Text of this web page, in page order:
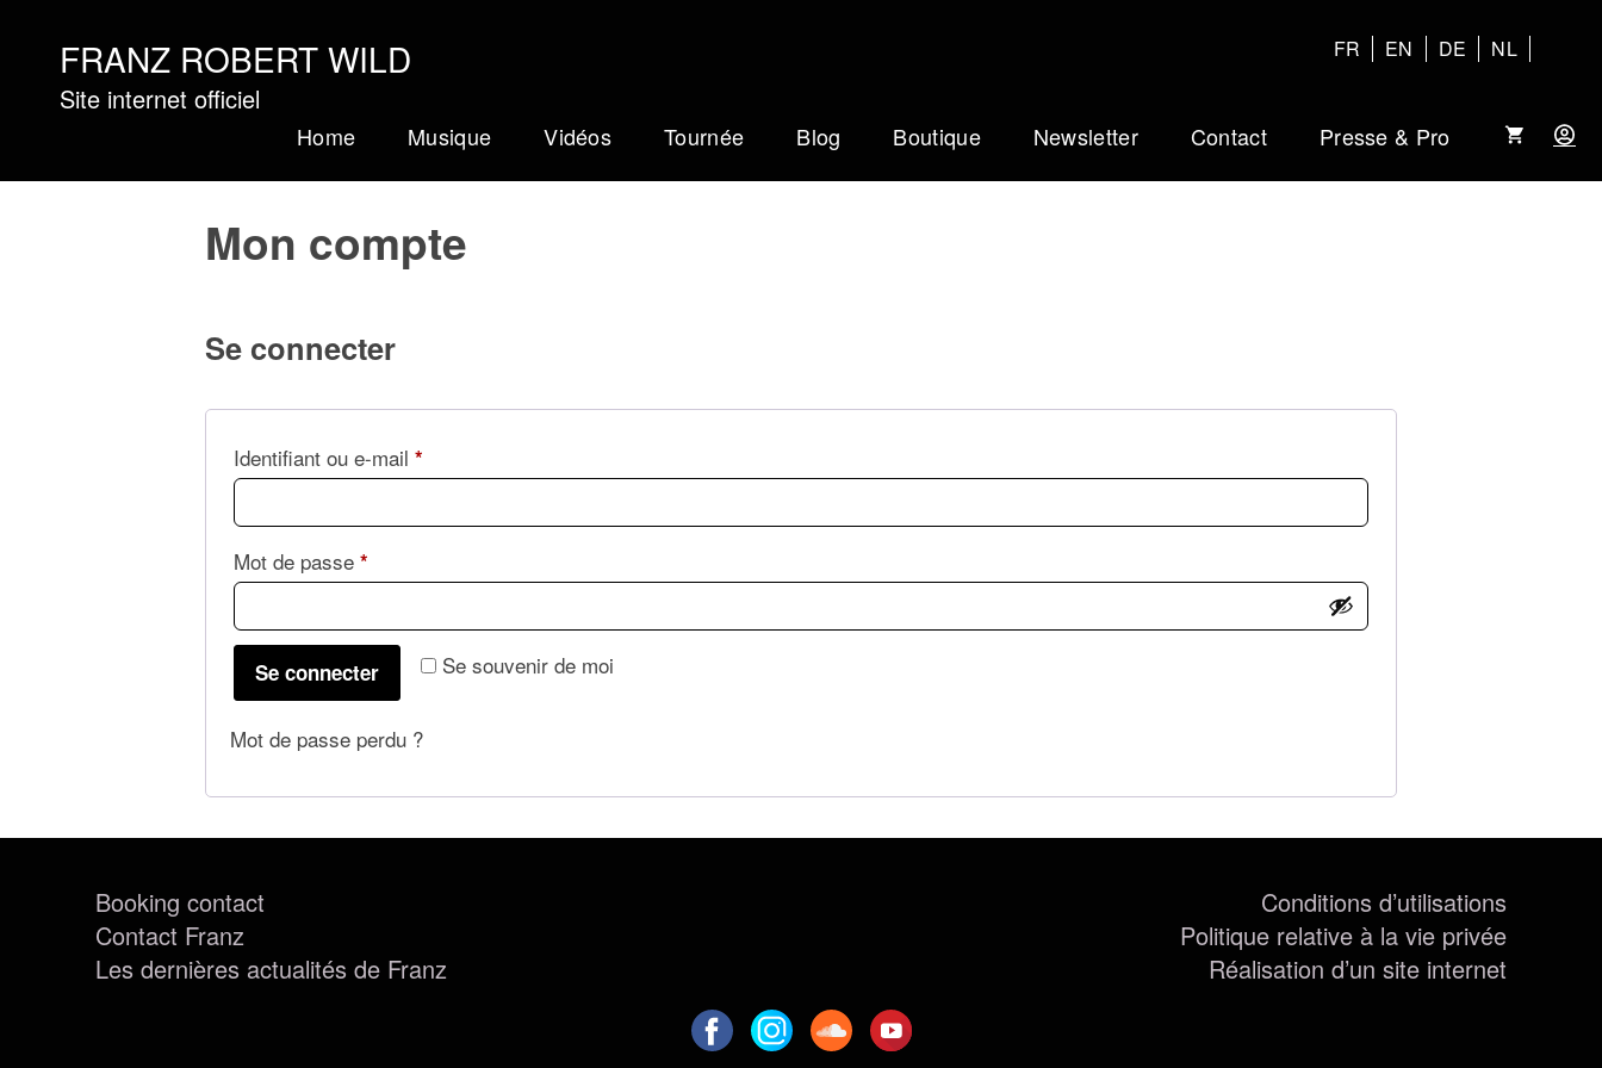
FRANZ ROBERT WILD
Site internet officiel
Home Musique Vidéos Tournée Blog Boutique Newsletter Contact Presse & Pro
FR EN DE NL
Mon compte
Se connecter
Identifiant ou e-mail *
Mot de passe *
Se souvenir de moi
Se connecter
Mot de passe perdu ?
Booking contact
Contact Franz
Les dernières actualités de Franz
Conditions d’utilisations
Politique relative à la vie privée
Réalisation d’un site internet